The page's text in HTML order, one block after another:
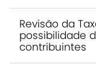
Revisão da
possibilidade
contribuintes